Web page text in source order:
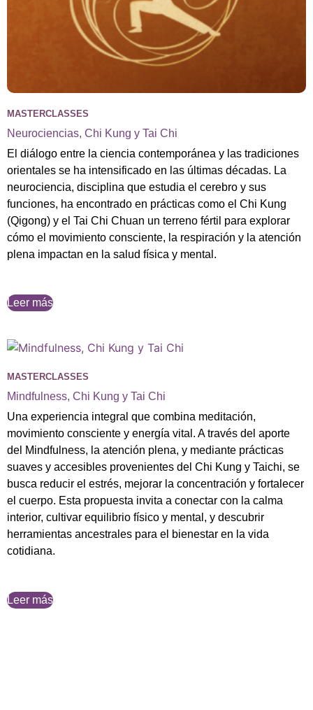
MASTERCLASSES
Neurociencias, Chi Kung y Tai Chi
El diálogo entre la ciencia contemporánea y las tradiciones
orientales se ha intensificado en las últimas décadas. La
neurociencia, disciplina que estudia el cerebro y sus
funciones, ha encontrado en prácticas como el Chi Kung
(Qigong) y el Tai Chi Chuan un terreno fértil para explorar
cómo el movimiento consciente, la respiración y la atención
plena impactan en la salud física y mental.
Leer más
MASTERCLASSES
Mindfulness, Chi Kung y Tai Chi
Una experiencia integral que combina meditación,
movimiento consciente y energía vital. A través del aporte
del Mindfulness, la atención plena, y mediante prácticas
suaves y accesibles provenientes del Chi Kung y Taichi, se
busca reducir el estrés, mejorar la concentración y fortalecer
el cuerpo. Esta propuesta invita a conectar con la calma
interior, cultivar equilibrio físico y mental, y descubrir
herramientas ancestrales para el bienestar en la vida
cotidiana.
Leer más